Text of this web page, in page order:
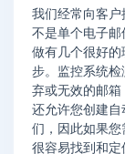
我们经常向客
不是单个电子
做有几个很好的
步。监控系统
弃或无效的邮
还允许您创建
们，因此如果
很容易找到和定